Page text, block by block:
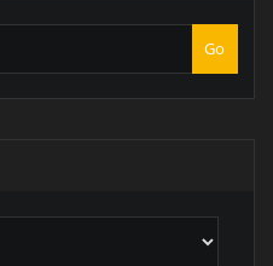
Go